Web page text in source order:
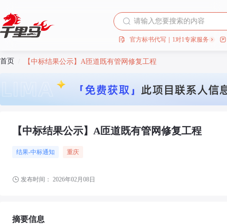
官方标书代写｜1对1专家服务
首页 【中标结果公示】A匝道既有管网修复工程
【中标结果公示】A匝道既有管网修复工程
结果-中标通知 重庆
发布时间： 2026年02月08日
摘要信息